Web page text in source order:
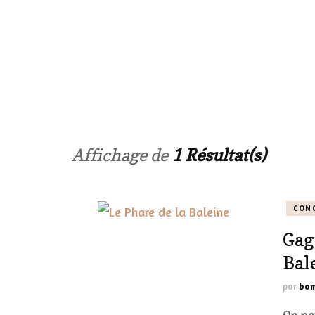
MAKE-UP
LA VIE
PRATIQUES
Affichage de 1 Résultat(s)
par